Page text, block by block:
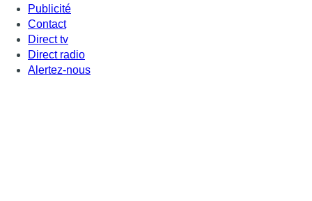
Publicité
Contact
Direct tv
Direct radio
Alertez-nous